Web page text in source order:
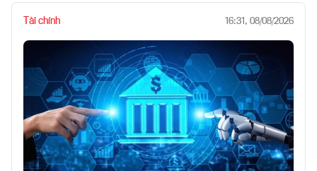
Tài chính 16:31, 08/08/2026